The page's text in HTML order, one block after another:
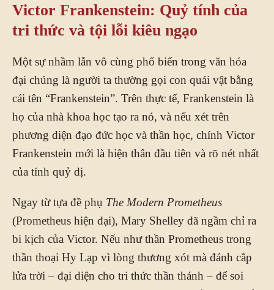
Victor Frankenstein: Quỷ tính của
tri thức và tội lỗi kiêu ngạo
Một sự nhầm lẫn vô cùng phổ biến trong văn hóa
đại chúng là người ta thường gọi con quái vật bằng
cái tên “Frankenstein”. Trên thực tế, Frankenstein là
họ của nhà khoa học tạo ra nó, và nếu xét trên
phương diện đạo đức học và thần học, chính Victor
Frankenstein mới là hiện thân đầu tiên và rõ nét nhất
của tính quỷ dị.
Ngay từ tựa đề phụ The Modern Prometheus
(Prometheus hiện đại), Mary Shelley đã ngầm chỉ ra
bi kịch của Victor. Nếu như thần Prometheus trong
thần thoại Hy Lạp vì lòng thương xót mà đánh cắp
lửa trời – đại diện cho tri thức thần thánh – để soi